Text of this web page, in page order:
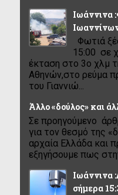
Ιωάννινα
Φωτιά
15:00 σε
έκταση στο 3ο χλμ
Αθηνών,στο ρεύμα
του Γιαννιώ...
Άλλο «δούλος» και
Σε προηγούμενο
για τον θεσμό της
αρχαία Ελλάδα και
εξηγήσουμε πως
Ιωάννινα
σήμερα